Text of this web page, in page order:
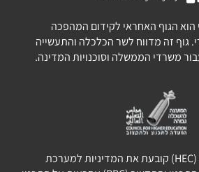
הוא הגוף האחראי לקידום המהפכה
גוף זה מדווח לשר הכלכלה והתעשייה
משרדי הממשלה וסוכנויות המדינה.
מועצת ההשכלה הגבוהה (HEC) קובעת את המדיניות למערכת